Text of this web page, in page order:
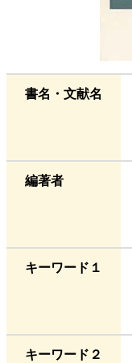
書名・文献名
編著者
キーワード１
キーワード２